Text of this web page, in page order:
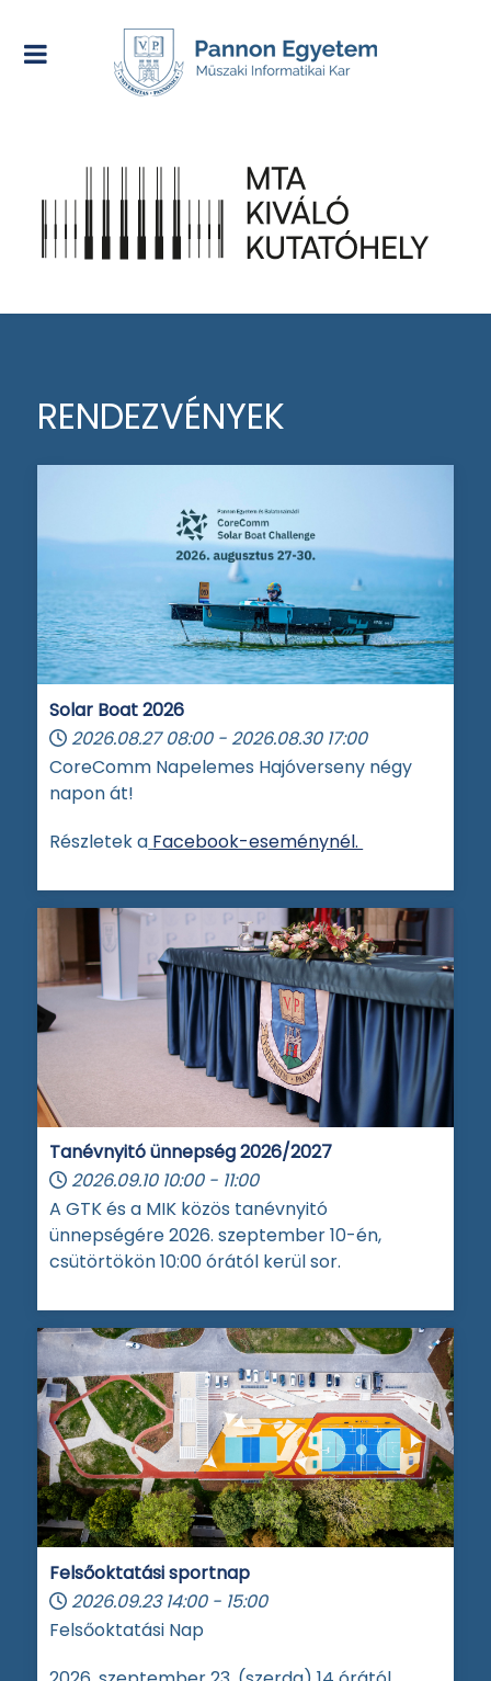
RENDEZVÉNYEK
Solar Boat 2026
2026.08.27 08:00 - 2026.08.30 17:00
CoreComm Napelemes Hajóverseny négy
napon át!
Részletek a Facebook-eseménynél.
Tanévnyitó ünnepség 2026/2027
2026.09.10 10:00 - 11:00
A GTK és a MIK közös tanévnyitó
ünnepségére 2026. szeptember 10-én,
csütörtökön 10:00 órától kerül sor.
Felsőoktatási sportnap
2026.09.23 14:00 - 15:00
Felsőoktatási Nap